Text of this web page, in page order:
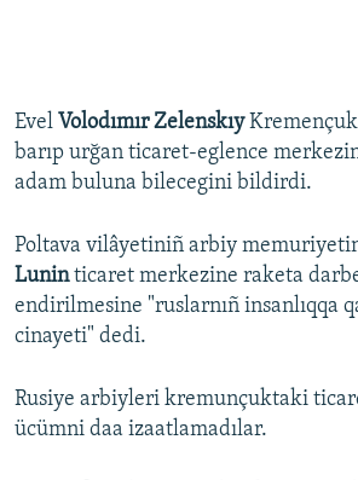
Evel Volodımır Zelenskıy
barıp urğan ticaret-eglence
adam buluna bilecegini bildirdi.
Poltava vilâyetiniñ arbiy
Luninticaret merkezine raketa
endirilmesine "ruslarnıñ insanlıqqa
cinayeti" dedi.
Rusiye arbiyleri kremunçuktaki
ücümni daa izaatlamadılar.